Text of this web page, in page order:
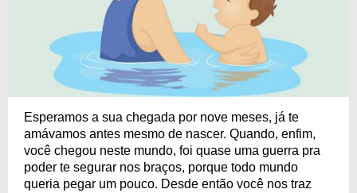
Esperamos a sua chegada por nove meses, já te
amávamos antes mesmo de nascer. Quando, enfim,
você chegou neste mundo, foi quase uma guerra pra
poder te segurar nos braços, porque todo mundo
queria pegar um pouco. Desde então você nos traz